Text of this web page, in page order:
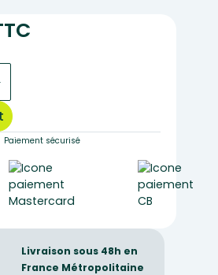
Paiement sécurisé
Livraison sous 48h en
France Métropolitaine